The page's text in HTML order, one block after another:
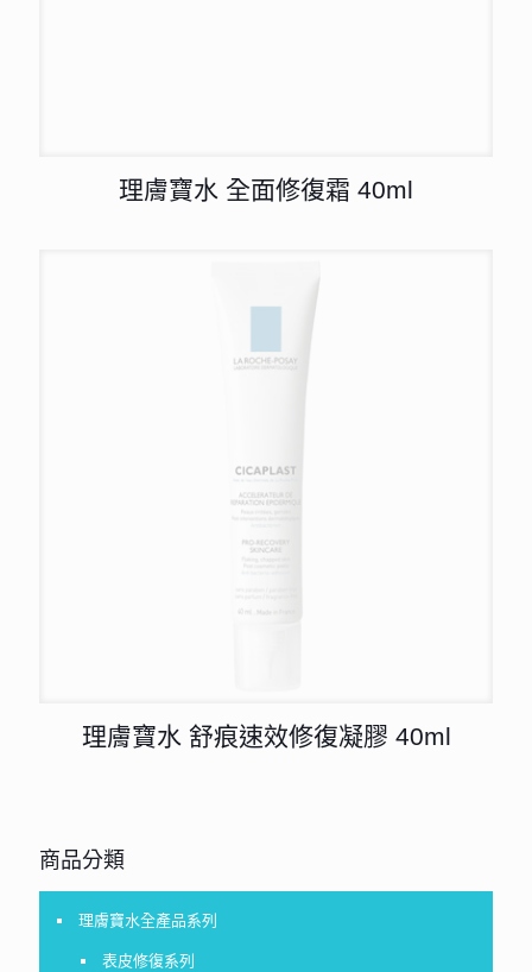
理膚寶水 全面修復霜 40ml
理膚寶水 舒痕速效修復凝膠 40ml
商品分類
理膚寶水全產品系列
表皮修復系列